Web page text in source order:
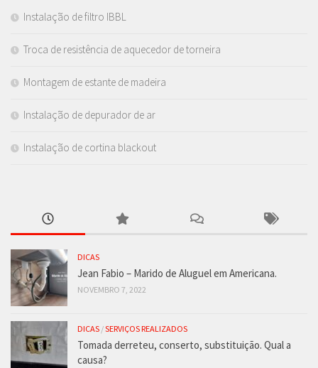
Instalação de filtro IBBL
Troca de resistência de aquecedor de torneira
Montagem de estante de madeira
Instalação de depurador de ar
Instalação de cortina blackout
DICAS
Jean Fabio – Marido de Aluguel em Americana.
NOVEMBRO 7, 2022
DICAS /SERVIÇOS REALIZADOS
Tomada derreteu, conserto, substituição. Qual a
causa?